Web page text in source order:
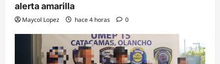
alerta amarilla
Maycol Lopez hace 4 horas 0